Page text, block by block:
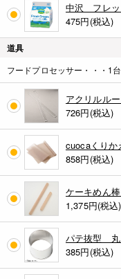
中沢 フレッ
475円(税込)
道具
フードプロセッサー・・・1台
アクリルル
726円(税込)
cuocaくりか
858円(税込)
ケーキめん
1,375円(税込)
パテ抜型
385円(税込)